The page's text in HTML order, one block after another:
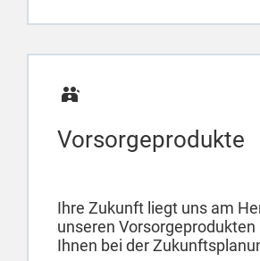
Vorsorgeprodukte
Ihre Zukunft liegt uns am
unseren
Ihnen bei der